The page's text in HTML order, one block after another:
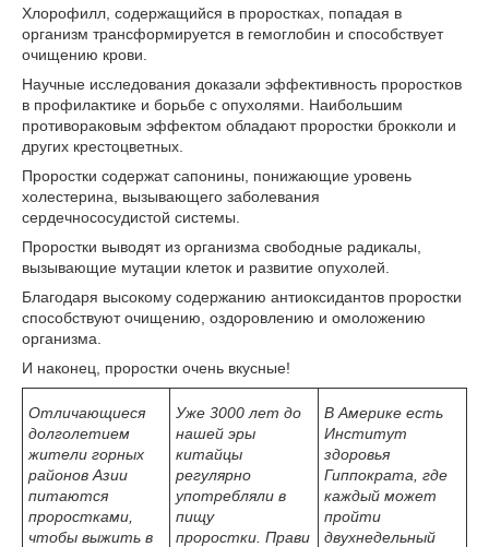
Хлорофилл, содержащийся в проростках, попадая в
организм трансформируется в гемоглобин и способствует
очищению крови.
Научные исследования доказали эффективность проростков
в профилактике и борьбе с опухолями. Наибольшим
противораковым эффектом обладают проростки брокколи и
других крестоцветных.
Проростки содержат сапонины, понижающие уровень
холестерина, вызывающего заболевания
сердечнососудистой системы.
Проростки выводят из организма свободные радикалы,
вызывающие мутации клеток и развитие опухолей.
Благодаря высокому содержанию антиоксидантов проростки
способствуют очищению, оздоровлению и омоложению
организма.
И наконец, проростки очень вкусные!
Отличающиеся
долголетием
жители горных
районов Азии
питаются
проростками,
чтобы выжить в
Уже 3000 лет до
нашей эры
китайцы
регулярно
употребляли в
пищу
проростки. Прави
В Америке есть
Институт
здоровья
Гиппократа, где
каждый может
пройти
двухнедельный